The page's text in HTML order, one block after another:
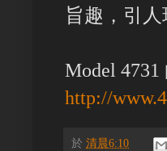
旨趣，引人
Model 4731
http://
於 清晨6:10